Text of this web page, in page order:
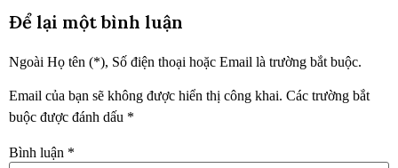
Để lại một bình luận
Ngoài Họ tên (*), Số điện thoại hoặc Email là trường bắt buộc.
Email của bạn sẽ không được hiển thị công khai. Các trường bắt
buộc được đánh dấu *
Bình luận *